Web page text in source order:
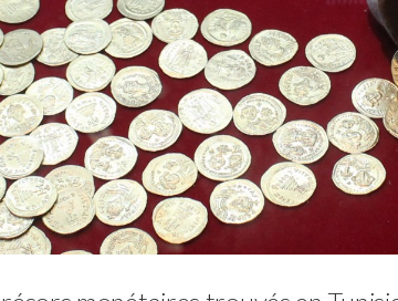
0
Andalouse, Tunisie byzantine, Tunisie fatimide,